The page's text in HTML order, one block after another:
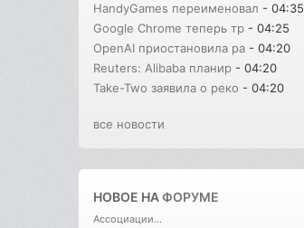
HandyGames переименовал - 04:35
Google Chrome теперь тр - 04:25
OpenAI приостановила ра - 04:20
Reuters: Alibaba планир - 04:20
Take-Two заявила о реко - 04:20
все новости
НОВОЕ НАФОРУМЕ
Ассоциации...